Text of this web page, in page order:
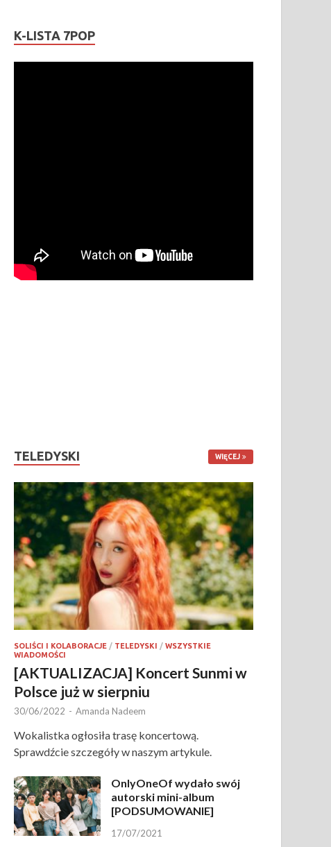
K-LISTA 7POP
TELEDYSKI WIĘCEJ
SOLIŚCI I KOLABORACJE / TELEDYSKI /WSZYSTKIE
WIADOMOŚCI
[AKTUALIZACJA] Koncert Sunmi w
Polsce już w sierpniu
30/06/2022 - Amanda Nadeem
Wokalistka ogłosiła trasę koncertową.
Sprawdźcie szczegóły w naszym artykule.
OnlyOneOf wydało swój
autorski mini-album
[PODSUMOWANIE]
17/07/2021